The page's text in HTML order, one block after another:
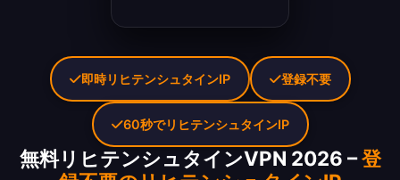
無料リヒテンシュタインVPN 2026 –登
即時リヒテンシュタインIP 登録不要
60秒でリヒテンシュタインIP